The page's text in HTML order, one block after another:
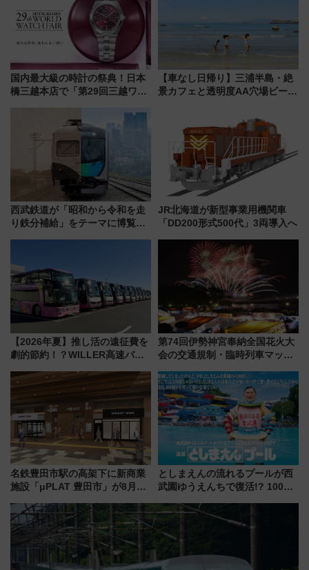
国内最大級の時計の祭典！日本
橋三越本店で「第29回三越ワー
【2026年8月5日～25日】
【車なし日帰り】三浦半島・絶
景カフェと透明度AA穴場ビーチ
用してストレスフリー旅へ行こ
西武鉄道が「昭和から令和を走
り鉄分補給」をテーマに博覧会
験ブースも アクセスや申込方法
を解説
JR北海道が新型事業用機関車
「DD200形式500代」3両導入へ
【2026年夏】推し活の遠征費を
劇的節約！？WILLER高速バス
温泉の最強ルート 予約期間・
対象路線まとめ
第74回伊勢神宮奉納全国花火大
会の交通規制・臨時列車マッ
セス
名鉄豊田市駅の高架下に新商業
施設「μPLAT 豊田市」が8月26
たな玄関口へ
としまえんの流れるプールが西
武園ゆうえんちで復活!? 100周
イダー」に注目 2026年夏は所
沢へ遊びに行こう